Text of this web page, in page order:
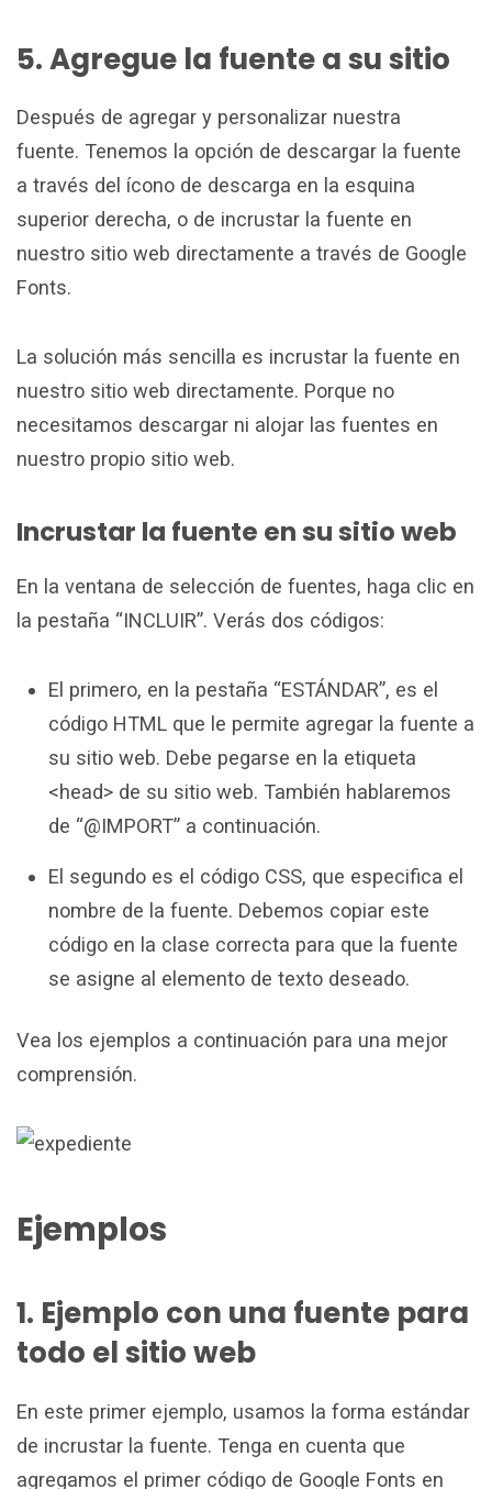
5. Agregue la fuente a su sitio
Después de agregar y personalizar nuestra
fuente. Tenemos la opción de descargar la fuente
a través del ícono de descarga en la esquina
superior derecha, o de incrustar la fuente en
nuestro sitio web directamente a través de Google
Fonts.
La solución más sencilla es incrustar la fuente en
nuestro sitio web directamente. Porque no
necesitamos descargar ni alojar las fuentes en
nuestro propio sitio web.
Incrustar la fuente en su sitio web
En la ventana de selección de fuentes, haga clic en
la pestaña “INCLUIR”. Verás dos códigos:
El primero, en la pestaña “ESTÁNDAR”, es el
código HTML que le permite agregar la fuente a
su sitio web. Debe pegarse en la etiqueta
<head> de su sitio web. También hablaremos
de “@IMPORT” a continuación.
El segundo es el código CSS, que especifica el
nombre de la fuente. Debemos copiar este
código en la clase correcta para que la fuente
se asigne al elemento de texto deseado.
Vea los ejemplos a continuación para una mejor
comprensión.
Ejemplos
1. Ejemplo con una fuente para
todo el sitio web
En este primer ejemplo, usamos la forma estándar
de incrustar la fuente. Tenga en cuenta que
agregamos el primer código de Google Fonts en